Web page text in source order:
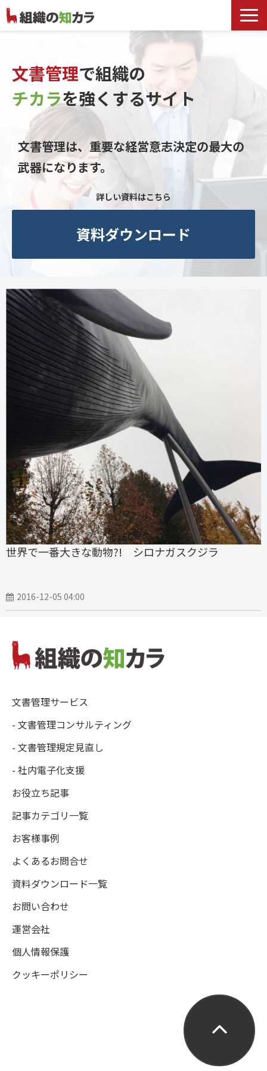
文書管理サービス
お役立ち記事
記事カテゴリ一覧
よくあるお問合せ
文書管理で組織の
チカラを強くするサイト
文書管理は、重要な経営意志決定の最大の
武器になります。
詳しい資料はこちら
資料ダウンロード
世界で一番大きな動物?! シロナガスクジラ
2016-12-05 04:00
文書管理サービス
- 文書管理コンサルティング
- 文書管理規定見直し
- 社内電子化支援
お役立ち記事
記事カテゴリ一覧
お客様事例
よくあるお問合せ
資料ダウンロード一覧
お問い合わせ
運営会社
個人情報保護
クッキーポリシー